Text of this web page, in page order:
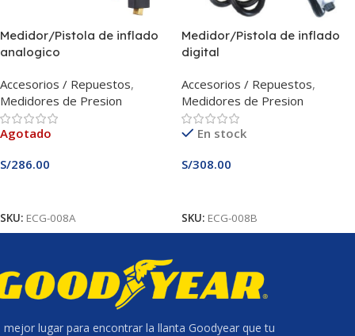
Medidor/Pistola de inflado
analogico
Accesorios / Repuestos,
Medidores de Presion
Agotado
S/286.00
SKU: ECG-008A
Medidor/Pistola de inflado
digital
Accesorios / Repuestos,
Medidores de Presion
En stock
S/308.00
SKU: ECG-008B
mejor lugar para encontrar la llanta Goodyear que tu